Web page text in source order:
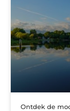
Ontdek de